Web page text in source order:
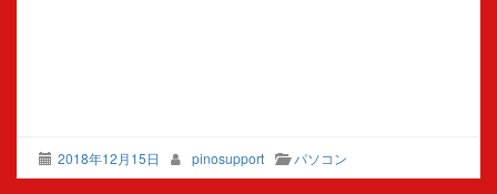
2018年12月15日 pinosupport パソコン